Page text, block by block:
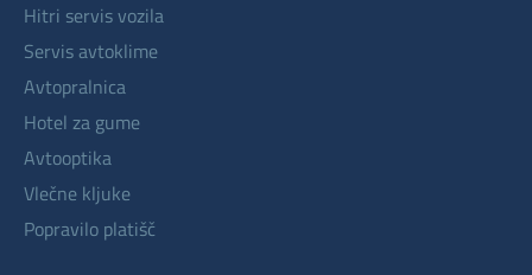
hitri servis vozila
servis avtoklime
avtopralnica
hotel za gume
avtooptika
vlečne kljuke
popravilo platišč